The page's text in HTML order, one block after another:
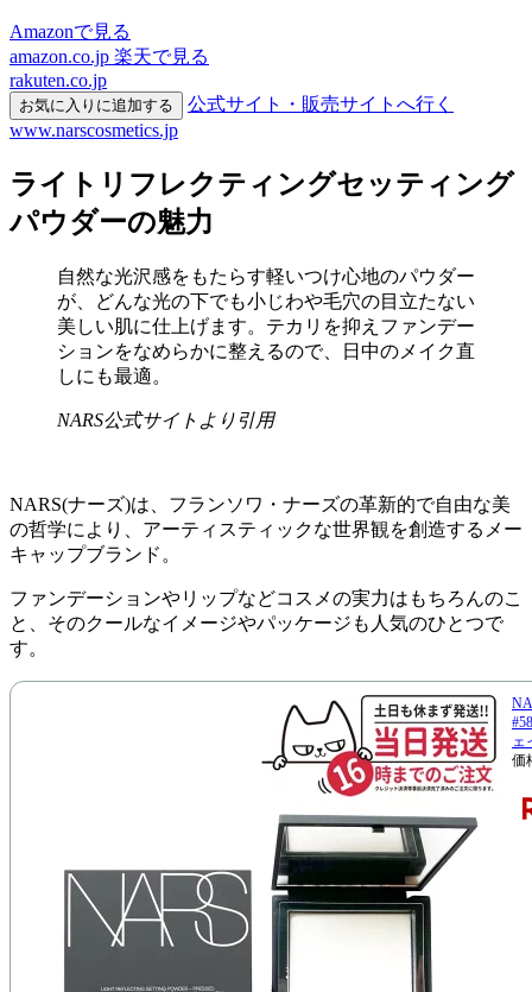
Amazonで見る
amazon.co.jp 楽天で見る
rakuten.co.jp
お気に入りに追加する
公式サイト・販売サイトへ行く
www.narscosmetics.jp
ライトリフレクティングセッティング
パウダーの魅力
自然な光沢感をもたらす軽いつけ心地のパウダー
が、どんな光の下でも小じわや毛穴の目立たない
美しい肌に仕上げます。テカリを抑えファンデー
ションをなめらかに整えるので、日中のメイク直
しにも最適。
NARS公式サイトより引用
NARS(ナーズ)は、フランソワ・ナーズの革新的で自由な美
の哲学により、アーティスティックな世界観を創造するメー
キャップブランド。
ファンデーションやリップなどコスメの実力はもちろんのこ
と、そのクールなイメージやパッケージも人気のひとつで
す。
ェ
価